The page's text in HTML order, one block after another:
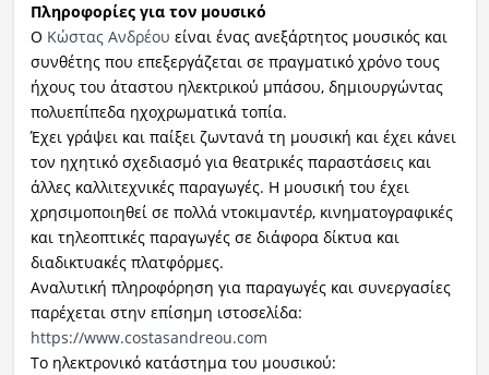
Πληροφορίες για τον μουσικό
Ο Κώστας Ανδρέου είναι ένας ανεξάρτητος μουσικός και
συνθέτης που επεξεργάζεται σε πραγματικό χρόνο τους
ήχους του άταστου ηλεκτρικού μπάσου, δημιουργώντας
πολυεπίπεδα ηχοχρωματικά τοπία.
Έχει γράψει και παίξει ζωντανά τη μουσική και έχει κάνει
τον ηχητικό σχεδιασμό για θεατρικές παραστάσεις και
άλλες καλλιτεχνικές παραγωγές. Η μουσική του έχει
χρησιμοποιηθεί σε πολλά ντοκιμαντέρ, κινηματογραφικές
και τηλεοπτικές παραγωγές σε διάφορα δίκτυα και
διαδικτυακές πλατφόρμες.
Αναλυτική πληροφόρηση για παραγωγές και συνεργασίες
παρέχεται στην επίσημη ιστοσελίδα:
https://www.costasandreou.com
Το ηλεκτρονικό κατάστημα του μουσικού: